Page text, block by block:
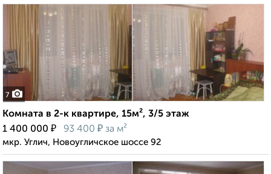
7
Комната в 2-к квартире, 15м², 3/5 этаж
1 400 000 ₽ 93 400 ₽ за м²
мкр. Углич, Новоугличское шоссе 92